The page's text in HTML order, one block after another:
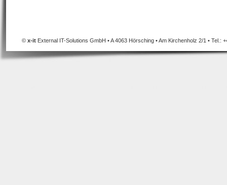
© x-it External IT-Solutions GmbH • A 4063 Hörsching • Am Kirchenholz 2/1 • Tel.: